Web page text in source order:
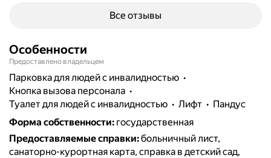
Все отзывы
Особенности
Предоставлено владельцем
парковка для людей с инвалидностью
кнопка вызова персонала
туалет для людей с инвалидностью
лифт
пандус
Форма собственности: государственная
Предоставляемые справки:больничный лист,
санаторно-курортная карта, справка в детский сад,